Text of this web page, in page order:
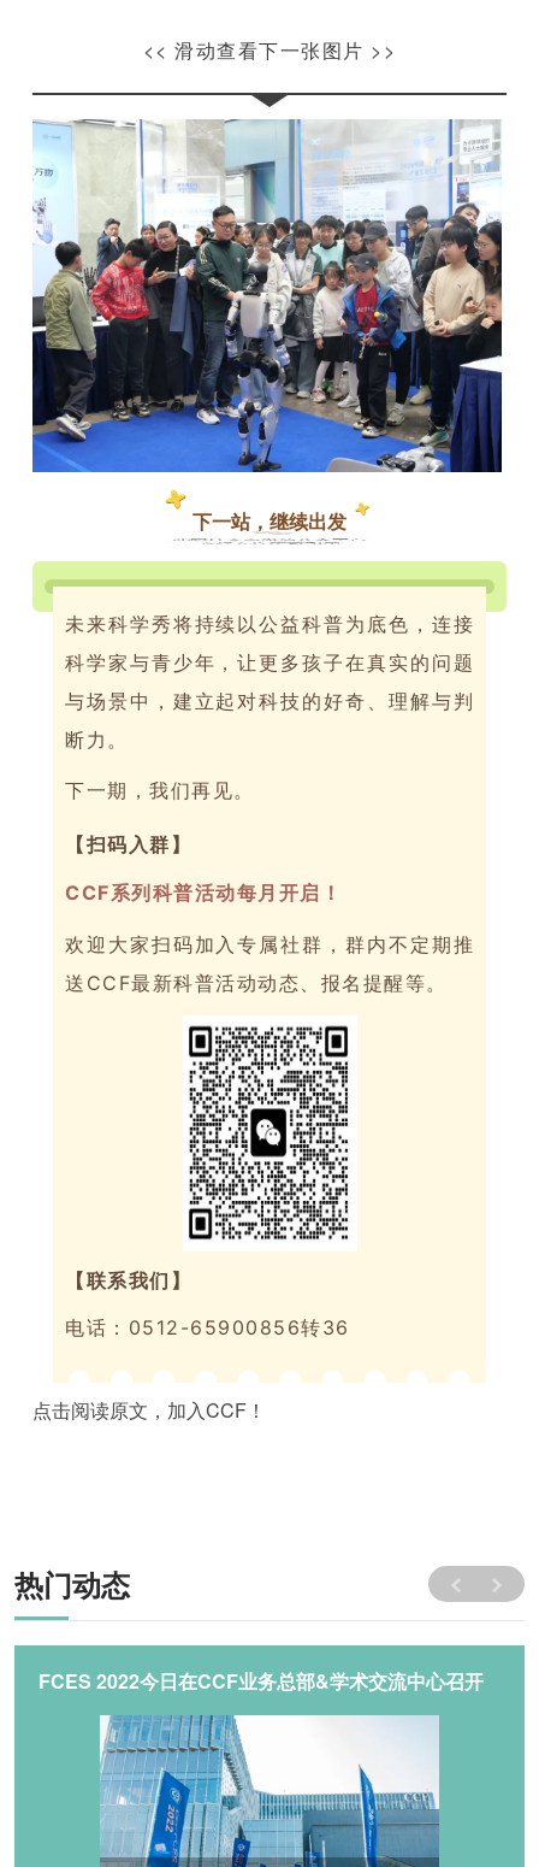
<< 滑动查看下一张图片 >>
下一站，继续出发
未来科学秀将持续以公益科普为底色，连接
科学家与青少年，让更多孩子在真实的问题
与场景中，建立起对科技的好奇、理解与判
断力。
下一期，我们再见。
【扫码入群】
CCF系列科普活动每月开启！
欢迎大家扫码加入专属社群，群内不定期推
送CCF最新科普活动动态、报名提醒等。
【联系我们】
电话：0512-65900856转36
点击阅读原文，加入CCF！
热门动态
FCES 2022今日在CCF业务总部&学术交流中心召开